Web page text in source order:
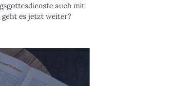
auch mit
es jetzt weiter?